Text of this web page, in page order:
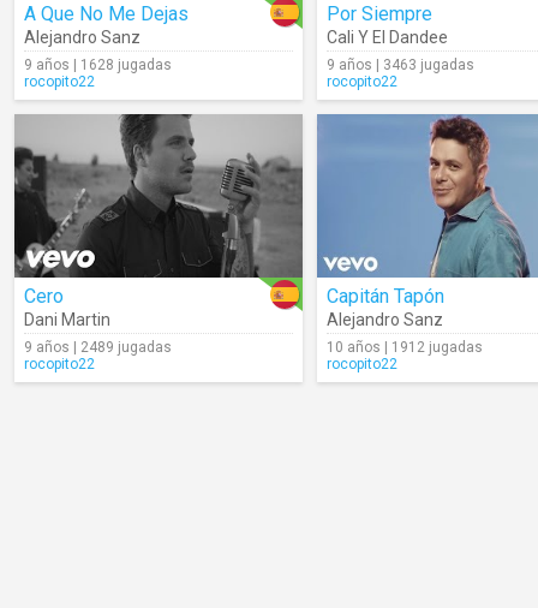
A Que No Me Dejas
Alejandro Sanz
9 años | 1628 jugadas
rocopito22
Por Siempre
Cali Y El Dandee
9 años | 3463 jugadas
rocopito22
Cero
Dani Martin
9 años | 2489 jugadas
rocopito22
Capitán Tapón
Alejandro Sanz
10 años | 1912 jugadas
rocopito22